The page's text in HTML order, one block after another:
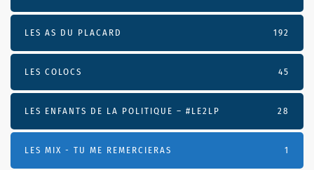
LES AS DU PLACARD 192
LES COLOCS 45
LES ENFANTS DE LA POLITIQUE – #LE2LP 28
LES MIX - TU ME REMERCIERAS 1